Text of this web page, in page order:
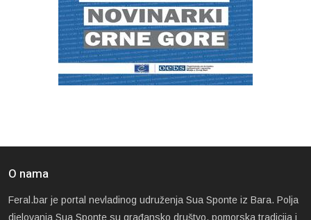
O nama
Feral.bar je portal nevladinog udruženja Sua Sponte iz Bara. Polja
djelovanja Sua Sponte su građansko društvo, pomorska tradicija i